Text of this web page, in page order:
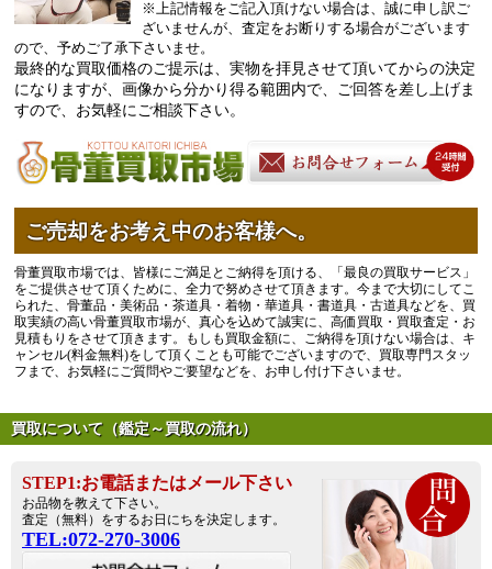
※上記情報をご記入頂けない場合は、誠に申し訳ご
ざいませんが、査定をお断りする場合がございます
ので、予めご了承下さいませ。
最終的な買取価格のご提示は、実物を拝見させて頂いてからの決定
になりますが、画像から分かり得る範囲内で、ご回答を差し上げま
すので、お気軽にご相談下さい。
ご売却をお考え中のお客様へ。
骨董買取市場では、皆様にご満足とご納得を頂ける、「最良の買取サービス」
をご提供させて頂くために、全力で努めさせて頂きます。今まで大切にしてこ
られた、骨董品・美術品・茶道具・着物・華道具・書道具・古道具などを、買
取実績の高い骨董買取市場が、真心を込めて誠実に、高価買取・買取査定・お
見積もりをさせて頂きます。もしも買取金額に、ご納得を頂けない場合は、キ
ャンセル(料金無料)をして頂くことも可能でございますので、買取専門スタッ
フまで、お気軽にご質問やご要望などを、お申し付け下さいませ。
買取について（鑑定～買取の流れ）
STEP1:お電話またはメール下さい
お品物を教えて下さい。
査定（無料）をするお日にちを決定します。
TEL:072-270-3006